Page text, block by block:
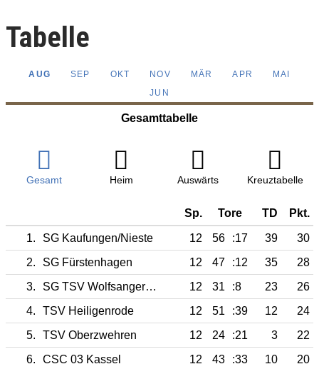
Tabelle
AUG SEP OKT NOV MÄR APR
MAI
JUN
Gesamttabelle
Gesamt Heim Auswärts Kreuztabelle
Sp. Tore TD Pkt.
1. SG Kaufungen/Nieste 12 56 :17 39
30
2.
SG Fürstenhagen 12 47 :12 35
28
3.
SG TSV Wolfsanger/SV 06 Kassel 12 31 :8 23
26
4.
TSV Heiligenrode 12 51 :39 12
24
5.
TSV Oberzwehren 12 24 :21 3
22
6.
CSC 03 Kassel 12 43 :33 10
20